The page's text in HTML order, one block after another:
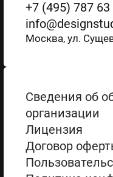
+7 (495) 787 63
Москва, ул.
Сведения об
организации
Лицензия
Договор